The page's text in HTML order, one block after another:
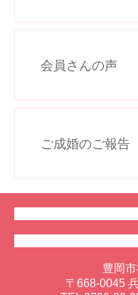
会員さんの声
ご成婚のご報告
豊岡
〒668-0045